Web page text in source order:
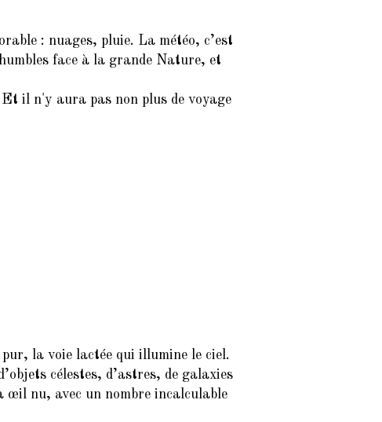
: nuages, pluie. La météo, c’est
face à la grande Nature, et
Et il n'y aura pas non plus de voyage
la voie lactée qui illumine le ciel.
célestes, d’astres, de galaxies
œil nu, avec un nombre incalculable